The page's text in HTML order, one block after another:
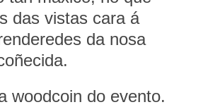
das vistas cara á
da nosa
woodcoin do evento.